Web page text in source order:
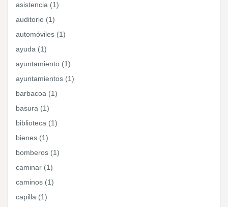
asistencia (1)
auditorio (1)
automóviles (1)
ayuda (1)
ayuntamiento (1)
ayuntamientos (1)
barbacoa (1)
basura (1)
biblioteca (1)
bienes (1)
bomberos (1)
caminar (1)
caminos (1)
capilla (1)